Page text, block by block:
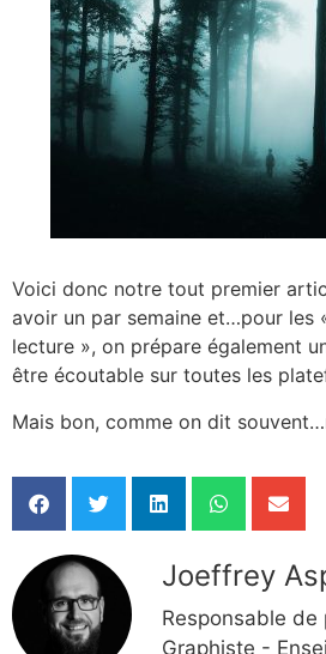
Voici donc notre tout premier
avoir un par semaine et…pour les
lecture », on prépare également
être écoutable sur toutes les
Mais bon, comme on dit
Joeffrey
Responsable
Graphiste -